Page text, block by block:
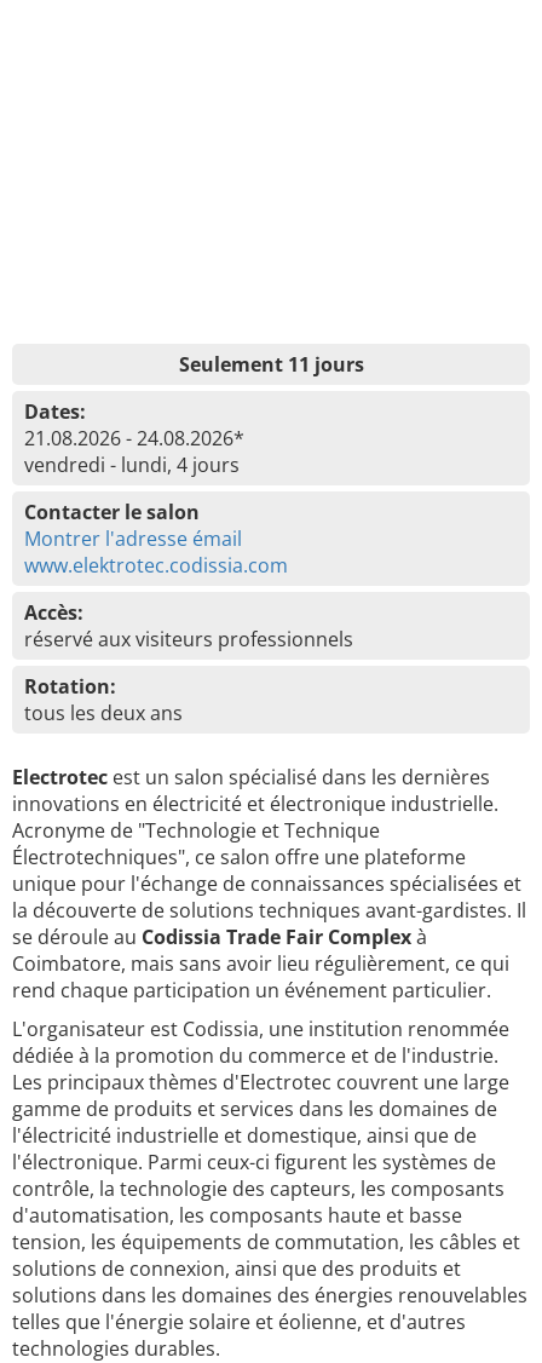
Seulement 11 jours
Dates:
21.08.2026 - 24.08.2026*
vendredi - lundi, 4 jours
Contacter le salon
Montrer l'adresse émail
www.elektrotec.codissia.com
Accès:
réservé aux visiteurs professionnels
Rotation:
tous les deux ans
Electrotec est un salon spécialisé dans les dernières
innovations en électricité et électronique industrielle.
Acronyme de "Technologie et Technique
Électrotechniques", ce salon offre une plateforme
unique pour l'échange de connaissances spécialisées et
la découverte de solutions techniques avant-gardistes. Il
se déroule au Codissia Trade Fair Complexà
Coimbatore, mais sans avoir lieu régulièrement, ce qui
rend chaque participation un événement particulier.
L'organisateur est Codissia, une institution renommée
dédiée à la promotion du commerce et de l'industrie.
Les principaux thèmes d'Electrotec couvrent une large
gamme de produits et services dans les domaines de
l'électricité industrielle et domestique, ainsi que de
l'électronique. Parmi ceux-ci figurent les systèmes de
contrôle, la technologie des capteurs, les composants
d'automatisation, les composants haute et basse
tension, les équipements de commutation, les câbles et
solutions de connexion, ainsi que des produits et
solutions dans les domaines des énergies renouvelables
telles que l'énergie solaire et éolienne, et d'autres
technologies durables.